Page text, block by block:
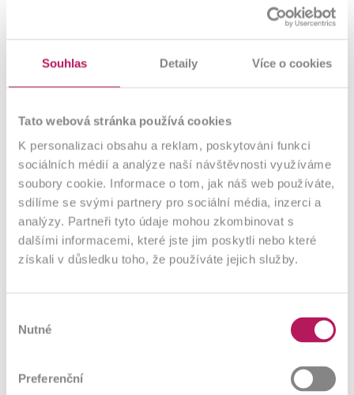
Souhlas Detaily Více o cookies
Tato webová stránka používá cookies
K personalizaci obsahu a reklam, poskytování funkcí
sociálních médií a analýze naší návštěvnosti využíváme
soubory cookie. Informace o tom, jak náš web používáte,
sdílíme se svými partnery pro sociální média, inzerci a
analýzy. Partneři tyto údaje mohou zkombinovat s
dalšími informacemi, které jste jim poskytli nebo které
získali v důsledku toho, že používáte jejich služby.
souhlasu
Nutné
Preferenční
zda-li se dokážeme se stresem vyrovnat, nebo zda-li
onemocníme, je takzvaná "osa střevo-mozek". Tato osa je
Pokud je přítomno dostatečné množství těchto dobrých
"pomocníků", pociťujeme stav celkové pohody. OMNi-
časech zvýšeného stresu. Speciálně vybrané, protizánětlivé
bakteriální kmeny jsou schopny trvale redukovat záněty ve
střevech vyvolané stresem. Jednoduše užívejte OMNi-
BiOTiC® STRESS Repair každý den navečer a ráno se
probuďte odpočatí a v dobré náladě.
Das sagen unsere Kunden